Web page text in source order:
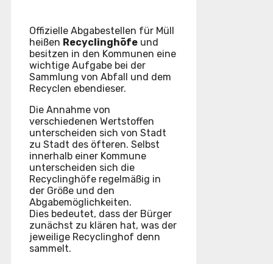
Offizielle Abgabestellen für Müll
heißen Recyclinghöfe und
besitzen in den Kommunen eine
wichtige Aufgabe bei der
Sammlung von Abfall und dem
Recyclen ebendieser.
Die Annahme von
verschiedenen Wertstoffen
unterscheiden sich von Stadt
zu Stadt des öfteren. Selbst
innerhalb einer Kommune
unterscheiden sich die
Recyclinghöfe regelmäßig in
der Größe und den
Abgabemöglichkeiten.
Dies bedeutet, dass der Bürger
zunächst zu klären hat, was der
jeweilige Recyclinghof denn
sammelt.